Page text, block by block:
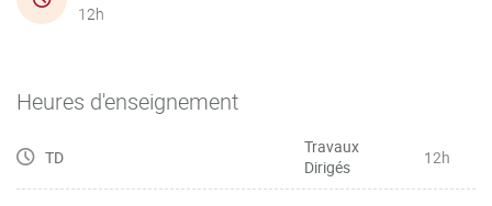
12h
Heures d'enseignement
TD
Travaux
Dirigés
12h